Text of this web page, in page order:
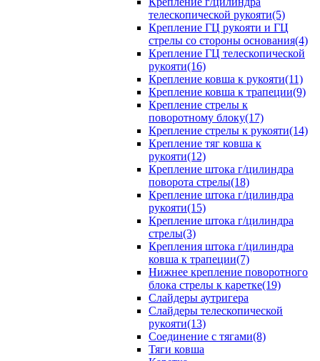
телескопической рукояти(5)
Крепление ГЦ рукояти и ГЦ
стрелы со стороны основания(4)
Крепление ГЦ телескопической
рукояти(16)
Крепление ковша к рукояти(11)
Крепление ковша к трапеции(9)
Крепление стрелы к
поворотному блоку(17)
Крепление стрелы к рукояти(14)
Крепление тяг ковша к
рукояти(12)
Крепление штока г/цилиндра
поворота стрелы(18)
Крепление штока г/цилиндра
рукояти(15)
Крепление штока г/цилиндра
стрелы(3)
Крепления штока г/цилиндра
ковша к трапеции(7)
Нижнее крепление поворотного
блока стрелы к каретке(19)
Слайдеры аутригера
Слайдеры телескопической
рукояти(13)
Соединение с тягами(8)
Тяги ковша